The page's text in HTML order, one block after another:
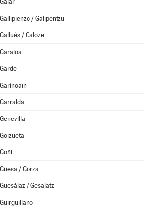
Galar
Gallipienzo / Galipentzu
Gallués / Galoze
Garaioa
Garde
Garínoain
Garralda
Genevilla
Goizueta
Goñi
Güesa / Gorza
Guesálaz / Gesalatz
Guirguillano